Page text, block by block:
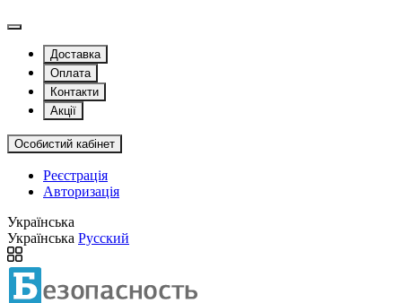
Доставка
Оплата
Контакти
Акції
Особистий кабінет
Реєстрація
Авторизація
Українська
Українська Русский